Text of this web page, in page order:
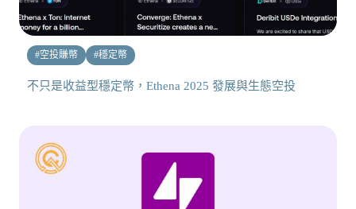
#空投賺幣 #穩定幣
不只是收益型穩定幣，Ethena 2025 發展與生態空投